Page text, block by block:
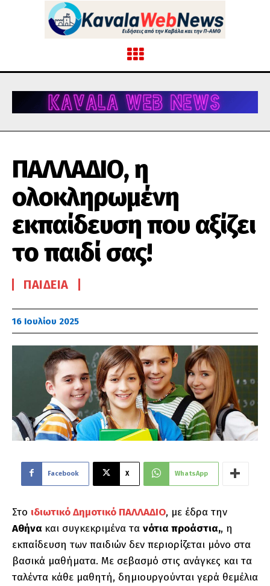
ΠΑΛΛΑΔΙΟ, η
ολοκληρωμένη
εκπαίδευση που αξίζει
το παιδί σας!
ΠΑΙΔΕΊΑ
16 Ιουλίου 2025
Facebook X WhatsApp
Στο ιδιωτικό Δημοτικό ΠΑΛΛΑΔΙΟ, με έδρα την
Αθήνα και συγκεκριμένα τα νότια προάστια,, η
εκπαίδευση των παιδιών δεν περιορίζεται μόνο στα
βασικά μαθήματα. Με σεβασμό στις ανάγκες και τα
ταλέντα κάθε μαθητή, δημιουργούνται γερά θεμέλια